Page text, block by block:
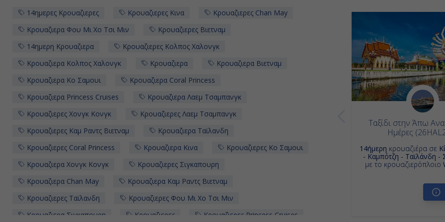
14ημερες Κρουαζιερες Κρουαζιερες Κινα
Κρουαζιερες Chan May
Κρουαζιερα Φου Μι Χο Τσι Μιν
Κρουαζιερες Βιετναμ
14ημερη Κρουαζιερα
Κρουαζιερες Κολπος Χαλονγκ
Κρουαζιερα Κολπος Χαλονγκ
Κρουαζιερα
Κρουαζιερα Βιετναμ
Κρουαζιερα Κο Σαμουι
Κρουαζιερα Coral Princess
Κρουαζιερα Princess Cruises
Κρουαζιερα Λαεμ Τσαμπανγκ
Κρουαζιερες Χονγκ Κονγκ
Κρουαζιερες Λαεμ Τσαμπανγκ
Κρουαζιερες Καμ Ραντς Βιετναμ
Κρουαζιερα Ταϊλανδη
Κρουαζιερες Coral Princess
Κρουαζιερα Κινα
Κρουαζιερες Κο Σαμουι
Κρουαζιερα Χονγκ Κονγκ
Κρουαζιερες Σιγκαπουρη
Κρουαζιερα Chan May
Κρουαζιερα Καμ Ραντς Βιετναμ
Κρουαζιερες Ταϊλανδη
Κρουαζιερες Φου Μι Χο Τσι Μιν
Κρουαζιερα Σιγκαπουρη
Κρουαζιερες Κρουαζιερες Princess Cruises
Ταξίδι στην Άπω
Ημέρες
14ήμερη κρουαζιέρα σε
- Καμπότζη - Ταϊλάνδη -
με το κρουαζιερόπλοιο